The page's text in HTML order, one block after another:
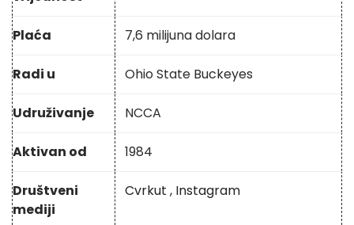
Plaća 7,6 milijuna dolara
Radi u Ohio State Buckeyes
Udruživanje NCCA
Aktivan od 1984
Društveni
mediji
Cvrkut , Instagram